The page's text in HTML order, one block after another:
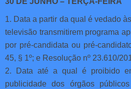
1. Data a partir da qual é vedado
televisão transmitirem programa
por pré-candidata ou pré-
45, § 1º; e Resolução nº 23.610/
2. Data até a qual é proibido
publicidade dos órgãos